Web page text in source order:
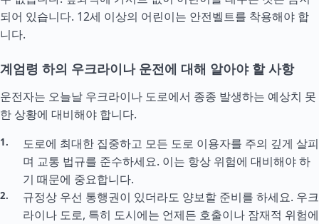
되어 있습니다. 12세 이상의 어린이는 안전벨트를 착용해야 합
니다.
계엄령 하의 우크라이나 운전에 대해 알아야 할 사항
운전자는 오늘날 우크라이나 도로에서 종종 발생하는 예상치 못
한 상황에 대비해야 합니다.
도로에 최대한 집중하고 모든 도로 이용자를 주의 깊게 살피
며 교통 법규를 준수하세요. 이는 항상 위험에 대비해야 하
기 때문에 중요합니다.
규정상 우선 통행권이 있더라도 양보할 준비를 하세요. 우크
라이나 도로, 특히 도시에는 언제든 호출이나 잠재적 위험에